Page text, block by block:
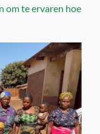
om te ervaren hoe